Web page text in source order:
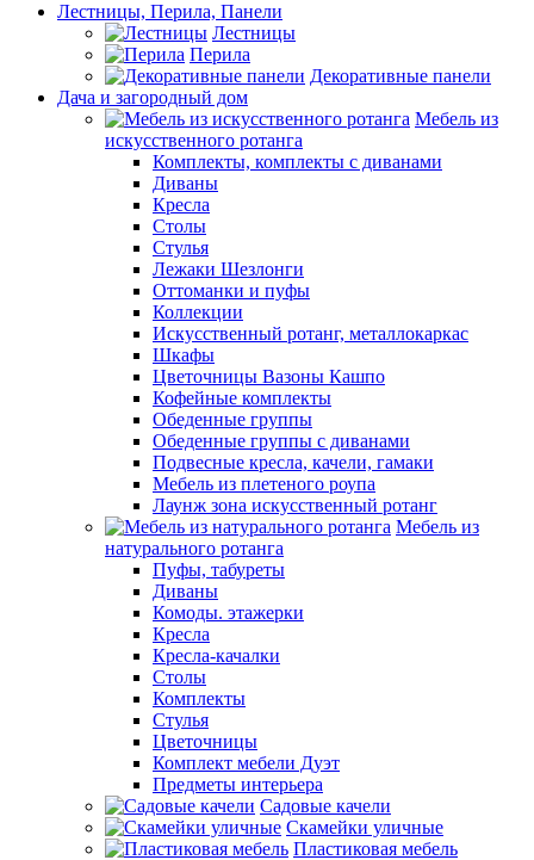
Лестницы, Перила, Панели
Лестницы
Перила
Декоративные панели
Дача и загородный дом
Мебель из
искусственного ротанга
Комплекты, комплекты с диванами
Диваны
Кресла
Столы
Стулья
Лежаки Шезлонги
Оттоманки и пуфы
Коллекции
Искусственный ротанг, металлокаркас
Шкафы
Цветочницы Вазоны Кашпо
Кофейные комплекты
Обеденные группы
Обеденные группы с диванами
Подвесные кресла, качели, гамаки
Мебель из плетеного роупа
Лаунж зона искусственный ротанг
Мебель из
натурального ротанга
Пуфы, табуреты
Диваны
Комоды. этажерки
Кресла
Кресла-качалки
Столы
Комплекты
Стулья
Цветочницы
Комплект мебели Дуэт
Предметы интерьера
Садовые качели
Скамейки уличные
Пластиковая мебель